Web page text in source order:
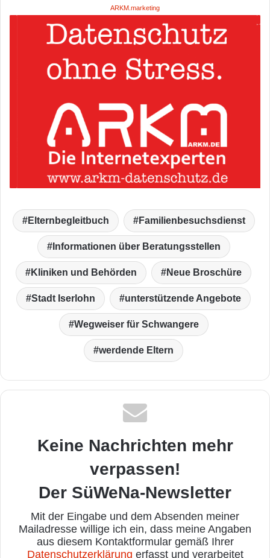
ARKM.marketing
Elternbegleitbuch Familienbesuchsdienst
Informationen über Beratungsstellen
Kliniken und Behörden Neue Broschüre
Stadt Iserlohn unterstützende Angebote
Wegweiser für Schwangere
werdende Eltern
Keine Nachrichten mehr
verpassen!
Der SüWeNa-Newsletter
Mit der Eingabe und dem Absenden meiner
Mailadresse willige ich ein, dass meine Angaben
aus diesem Kontaktformular gemäß Ihrer
Datenschutzerklärung erfasst und verarbeitet